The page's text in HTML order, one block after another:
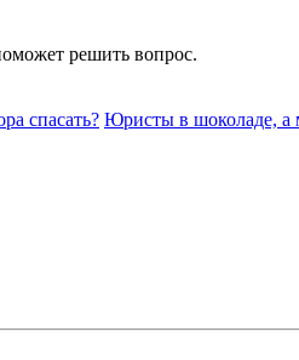
решить вопрос.
спасать? Юристы в шоколаде, а